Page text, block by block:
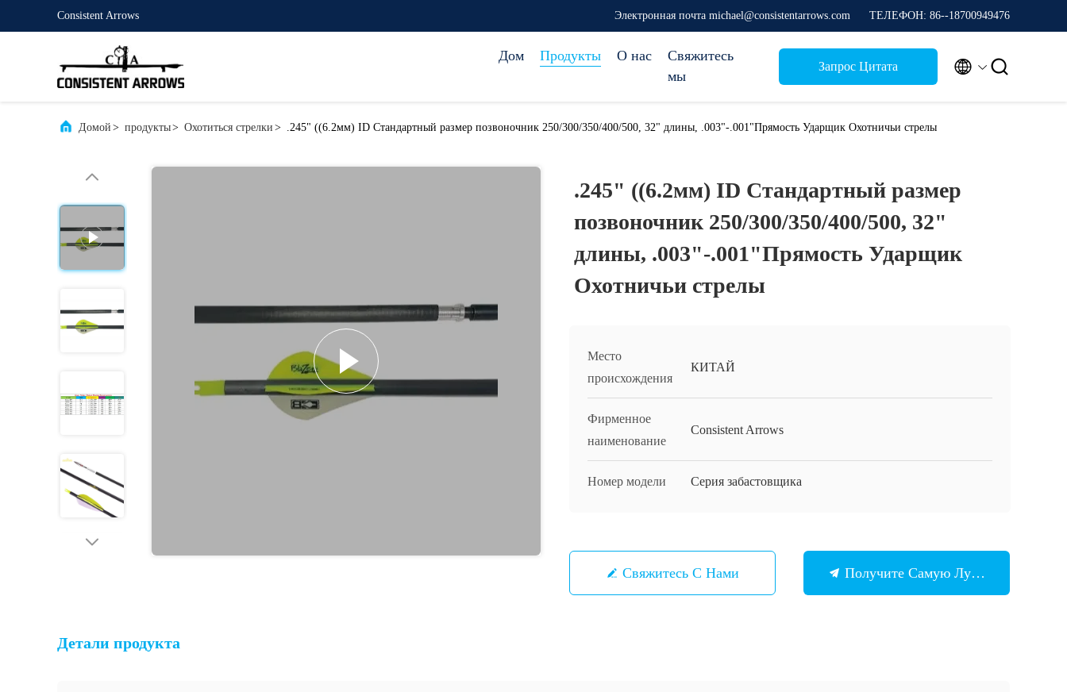
Consistent Arrows Электронная почта michael@consistentarrows.com ТЕЛЕФОН: 86--18700949476
Дом Продукты О нас
Свяжитесь
мы
Запрос Цитата  
Домой > продукты> Охотиться стрелки > .245" ((6.2мм) ID Стандартный размер позвоночник 250/300/350/400/500, 32" длины, .003"-.001"Прямость Ударщик Охотничьи стрелы
.245" ((6.2мм) ID Стандартный размер
позвоночник 250/300/350/400/500, 32"
длины, .003"-.001"Прямость Ударщик
Охотничьи стрелы
Место
происхождения
КИТАЙ
Фирменное
наименование
Consistent Arrows
Номер модели Серия забастовщика
Свяжитесь С Нами Получите Самую Лучшую Цену
Детали продукта